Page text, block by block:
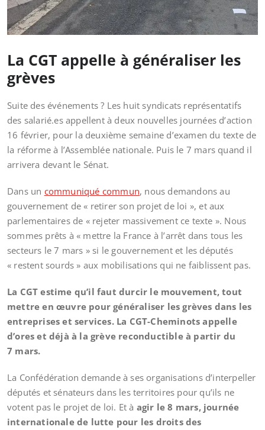
La CGT appelle à généraliser les
grèves
Suite des événements ? Les huit syndicats représentatifs
des salarié.es appellent à deux nouvelles journées d’action
16 février, pour la deuxième semaine d’examen du texte de
la réforme à l’Assemblée nationale. Puis le 7 mars quand il
arrivera devant le Sénat.
Dans un communiqué commun, nous demandons au
gouvernement de « retirer son projet de loi », et aux
parlementaires de « rejeter massivement ce texte ». Nous
sommes prêts à « mettre la France à l’arrêt dans tous les
secteurs le 7 mars » si le gouvernement et les députés
« restent sourds » aux mobilisations qui ne faiblissent pas.
La CGT estime qu’il faut durcir le mouvement, tout
mettre en œuvre pour généraliser les grèves dans les
entreprises et services. La CGT-Cheminots appelle
d’ores et déjà à la grève reconductible à partir du
7 mars.
La Confédération demande à ses organisations d’interpeller
députés et sénateurs dans les territoires pour qu’ils ne
votent pas le projet de loi. Et à agir le 8 mars, journée
internationale de lutte pour les droits des